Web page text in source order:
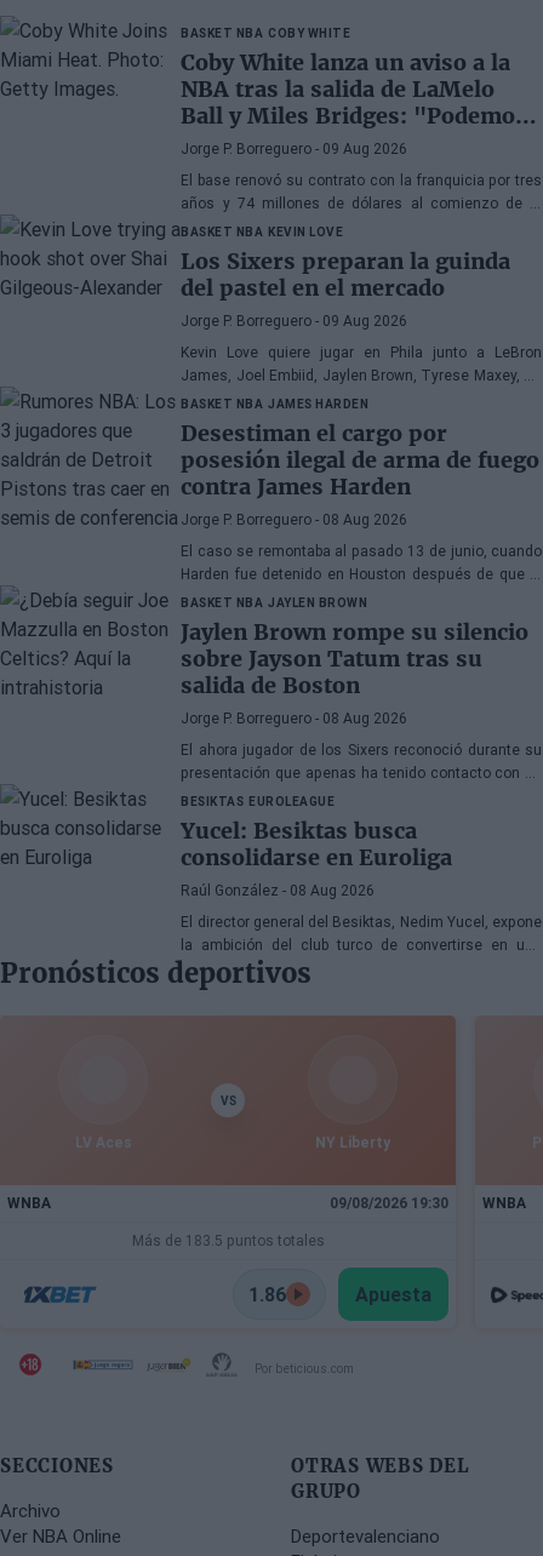
BASKET NBA COBY WHITE
Coby White lanza un aviso a la
NBA tras la salida de LaMelo
Ball y Miles Bridges: "Podemos
sorprender a mucha gente"
Jorge P. Borreguero - 09 Aug 2026
El base renovó su contrato con la franquicia por tres
años y 74 millones de dólares al comienzo de la
pretemporada y afronta el nuevo curso con confianza
BASKET NBA KEVIN LOVE
Los Sixers preparan la guinda
del pastel en el mercado
Jorge P. Borreguero - 09 Aug 2026
Kevin Love quiere jugar en Phila junto a LeBron
James, Joel Embiid, Jaylen Brown, Tyrese Maxey, VJ
Edgecombe, Anfernee Simons y compañía
BASKET NBA JAMES HARDEN
Desestiman el cargo por
posesión ilegal de arma de fuego
contra James Harden
Jorge P. Borreguero - 08 Aug 2026
El caso se remontaba al pasado 13 de junio, cuando
Harden fue detenido en Houston después de que la
policía encontrara una pistola en su vehículo
BASKET NBA JAYLEN BROWN
Jaylen Brown rompe su silencio
sobre Jayson Tatum tras su
salida de Boston
Jorge P. Borreguero - 08 Aug 2026
El ahora jugador de los Sixers reconoció durante su
presentación que apenas ha tenido contacto con su
antiguo compañero
BESIKTAS EUROLEAGUE
Yucel: Besiktas busca
consolidarse en Euroliga
Raúl González - 08 Aug 2026
El director general del Besiktas, Nedim Yucel, expone
la ambición del club turco de convertirse en una
organización permanente y competitiva en la
Euroliga. En declaraciones a Besiktas Magazine,
aborda la transformación del departamento, la
Pronósticos deportivos
LV Aces
VS
NY Liberty
WNBA 09/08/2026 19:30
Más de 183.5 puntos totales
1.86 Apuesta
WNBA
Por beticious.com
SECCIONES
Archivo
Ver NBA Online
OTRAS WEBS DEL
GRUPO
Deportevalenciano